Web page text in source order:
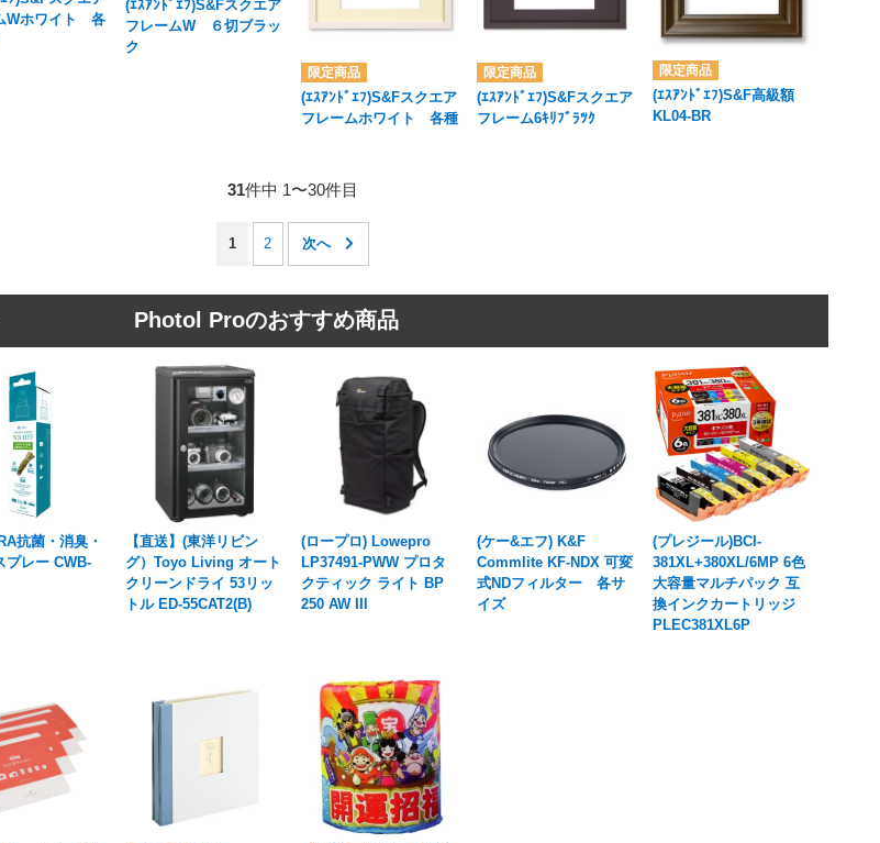
Wホワイト 各
(ｴｽｱﾝﾄﾞｴﾌ)S&Fスクエア
フレームW ６切ブラッ
ク
(ｴｽｱﾝﾄﾞｴﾌ)S&Fスクエア
フレームホワイト 各種
(ｴｽｱﾝﾄﾞｴﾌ)S&Fスクエア
フレーム6ｷﾘﾌﾞﾗﾂｸ
(ｴｽｱﾝﾄﾞｴﾌ)S&F高級額
KL04-BR
31件中 1〜30件目
1 2
＞ Photol Proのおすすめ商品
抗菌・消臭・
プレー CWB-
【直送】(東洋リビン
グ）Toyo Living オート
クリーンドライ 53リッ
トル ED-55CAT2(B)
(ロープロ) Lowepro
LP37491-PWW プロタ
クティック ライト BP
250 AW III
(ケー&エフ) K&F
Commlite KF-NDX 可変
式NDフィルター 各サ
イズ
(プレジール)BCI-
381XL+380XL/6MP 6色
大容量マルチパック 互
換インクカートリッジ
PLEC381XL6P